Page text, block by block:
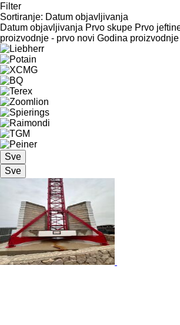
Filter
Sortiranje: Datum objavljivanja
Datum objavljivanja Prvo skupe Prvo
proizvodnje - prvo novi Godina
Sve
Sve